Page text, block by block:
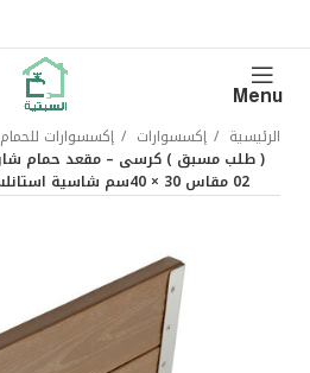
Menu
الرئيسية إكسسوارات إكسسوارات للحمام
02 مقاس 30 × 40سم شاسية استانلس ستيل 3ملى وخشب عزيزى